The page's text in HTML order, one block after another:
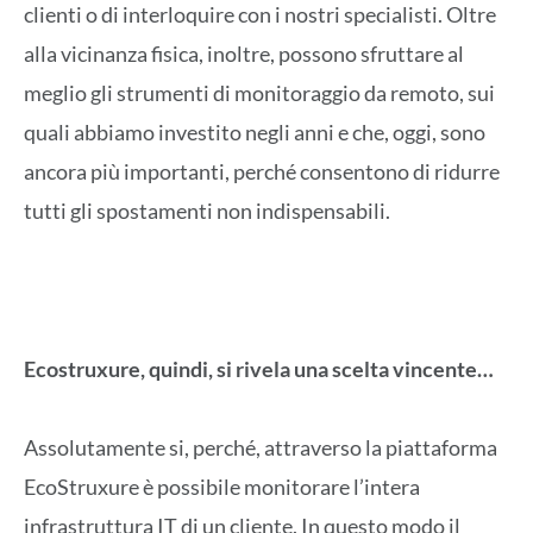
clienti o di interloquire con i nostri specialisti. Oltre
alla vicinanza fisica, inoltre, possono sfruttare al
meglio gli strumenti di monitoraggio da remoto, sui
quali abbiamo investito negli anni e che, oggi, sono
ancora più importanti, perché consentono di ridurre
tutti gli spostamenti non indispensabili.
Ecostruxure, quindi, si rivela una scelta vincente…
Assolutamente si, perché, attraverso la piattaforma
EcoStruxure è possibile monitorare l’intera
infrastruttura IT di un cliente. In questo modo il